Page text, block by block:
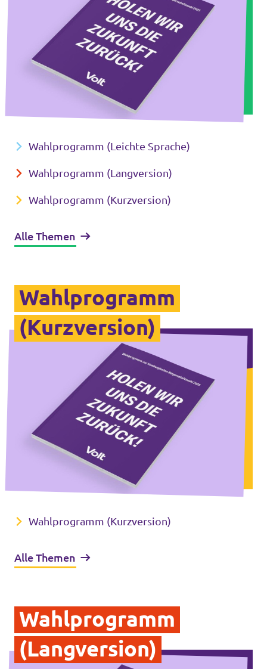
Wahlprogramm (Leichte Sprache)
Wahlprogramm (Langversion)
Wahlprogramm (Kurzversion)
Alle Themen
Wahlprogramm
(Kurzversion)
Wahlprogramm (Kurzversion)
Alle Themen
Wahlprogramm
(Langversion)